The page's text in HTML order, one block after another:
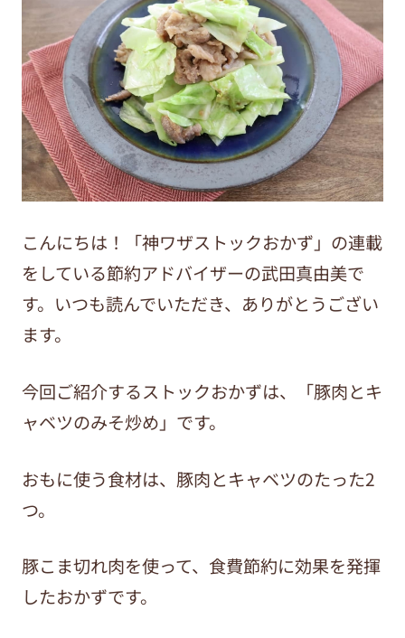
こんにちは！「神ワザストックおかず」の連載
をしている節約アドバイザーの武田真由美で
す。いつも読んでいただき、ありがとうござい
ます。
今回ご紹介するストックおかずは、「豚肉とキ
ャベツのみそ炒め」です。
おもに使う食材は、豚肉とキャベツのたった2
つ。
豚こま切れ肉を使って、食費節約に効果を発揮
したおかずです。